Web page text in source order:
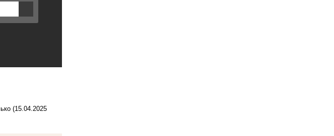
(15.04.2025